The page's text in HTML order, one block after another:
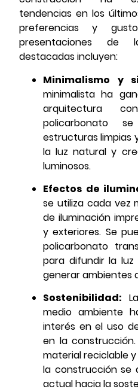
tendencias en los
preferencias y
presentaciones de
destacadas incluyen:
Minimalismo y
minimalista ha
arquitectura
policarbonato
estructuras limpias
la luz natural y
luminosos.
Efectos de
se utiliza cada vez
de iluminación
y exteriores. Se
policarbonato
para difundir la
generar ambientes
Sostenibilidad:
medio ambiente
interés en el uso
en la
material reciclable
la construcción se
actual hacia la